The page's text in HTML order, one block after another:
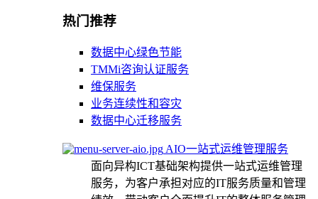
热门推荐
数据中心绿色节能
TMMi咨询认证服务
维保服务
业务连续性和容灾
数据中心迁移服务
AIO一站式运维管理服务
面向异构ICT基础架构提供一站式运维管理
服务，为客户承担对应的IT服务质量和管理